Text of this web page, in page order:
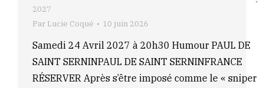
2027
Par Lucie Coqué 10 juin 2026
Samedi 24 Avril 2027 à 20h30 Humour PAUL DE
SAINT SERNINPAUL DE SAINT SERNINFRANCE
RÉSERVER Après s’être imposé comme le « sniper